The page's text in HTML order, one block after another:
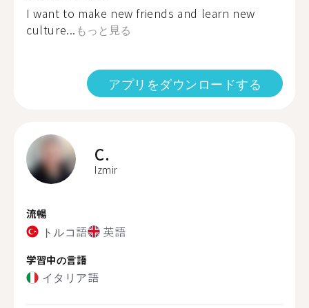
I want to make new friends and learn new
culture... もっと見る
アプリをダウンロードする
C.
Izmir
流暢
トルコ語 英語
学習中の言語
イタリア語